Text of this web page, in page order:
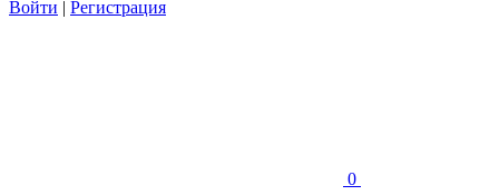
Войти | Регистрация
0